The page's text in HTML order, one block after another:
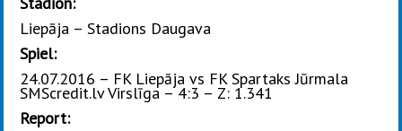
Liepāja – Stadions Daugava
Spiel:
24.07.2016 – FK Liepāja vs FK Spartaks Jūrmala
SMScredit.lv Virslīga – 4:3 – Z: 1.341
Report: